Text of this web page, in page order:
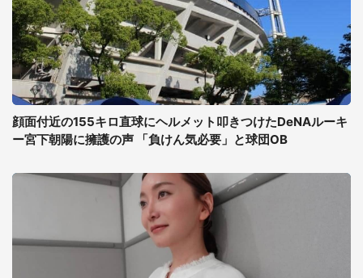
顔面付近の155キロ直球にヘルメット叩きつけたDeNAルーキ
ー宮下朝陽に擁護の声 「負けん気必要」と球団OB